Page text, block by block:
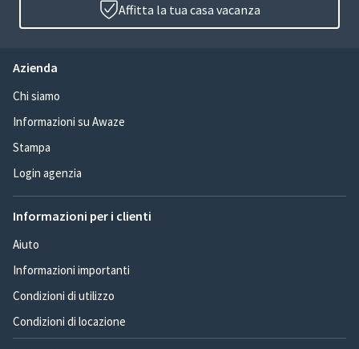
Affitta la tua casa vacanza
Azienda
Chi siamo
Informazioni su Awaze
Stampa
Login agenzia
Informazioni per i clienti
Aiuto
Informazioni importanti
Condizioni di utilizzo
Condizioni di locazione